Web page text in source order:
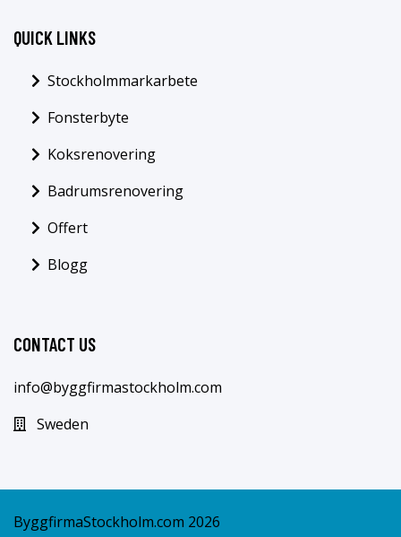
QUICK LINKS
Stockholmmarkarbete
Fonsterbyte
Koksrenovering
Badrumsrenovering
Offert
Blogg
CONTACT US
info@byggfirmastockholm.com
Sweden
ByggfirmaStockholm.com 2026